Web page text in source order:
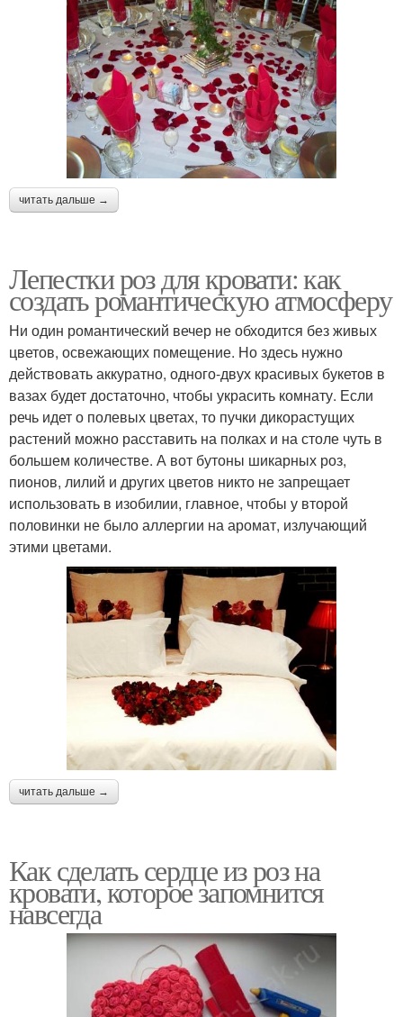
читать дальше →
Лепестки роз для кровати: как
создать романтическую атмосферу
Ни один романтический вечер не обходится без живых
цветов, освежающих помещение. Но здесь нужно
действовать аккуратно, одного-двух красивых букетов в
вазах будет достаточно, чтобы украсить комнату. Если
речь идет о полевых цветах, то пучки дикорастущих
растений можно расставить на полках и на столе чуть в
большем количестве. А вот бутоны шикарных роз,
пионов, лилий и других цветов никто не запрещает
использовать в изобилии, главное, чтобы у второй
половинки не было аллергии на аромат, излучающий
этими цветами.
читать дальше →
Как сделать сердце из роз на
кровати, которое запомнится
навсегда